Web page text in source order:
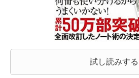
試し読みする